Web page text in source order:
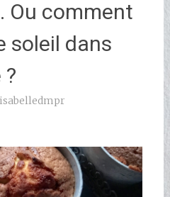
Ou comment
soleil dans
isabelledmpr